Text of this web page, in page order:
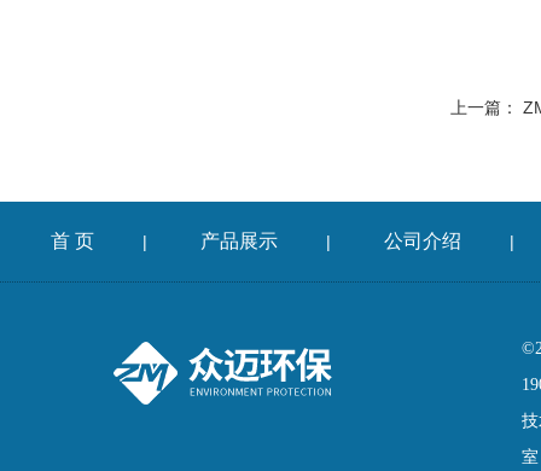
上一篇：
首 页 | 产品展示 | 公司介绍 |